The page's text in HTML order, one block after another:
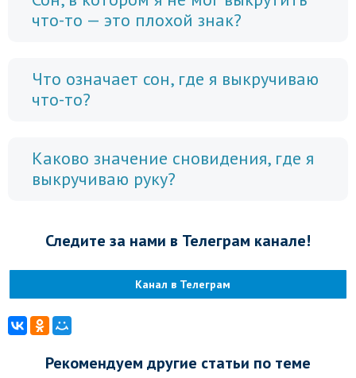
что-то — это плохой знак?
Что означает сон, где я выкручиваю
что-то?
Каково значение сновидения, где я
выкручиваю руку?
Следите за нами в Телеграм канале!
Канал в Телеграм
Рекомендуем другие статьи по теме